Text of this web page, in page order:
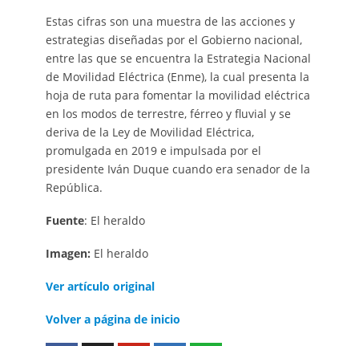
Estas cifras son una muestra de las acciones y
estrategias diseñadas por el Gobierno nacional,
entre las que se encuentra la Estrategia Nacional
de Movilidad Eléctrica (Enme), la cual presenta la
hoja de ruta para fomentar la movilidad eléctrica
en los modos de terrestre, férreo y fluvial y se
deriva de la Ley de Movilidad Eléctrica,
promulgada en 2019 e impulsada por el
presidente Iván Duque cuando era senador de la
República.
Fuente: El heraldo
Imagen: El heraldo
Ver artículo original
Volver a página de inicio